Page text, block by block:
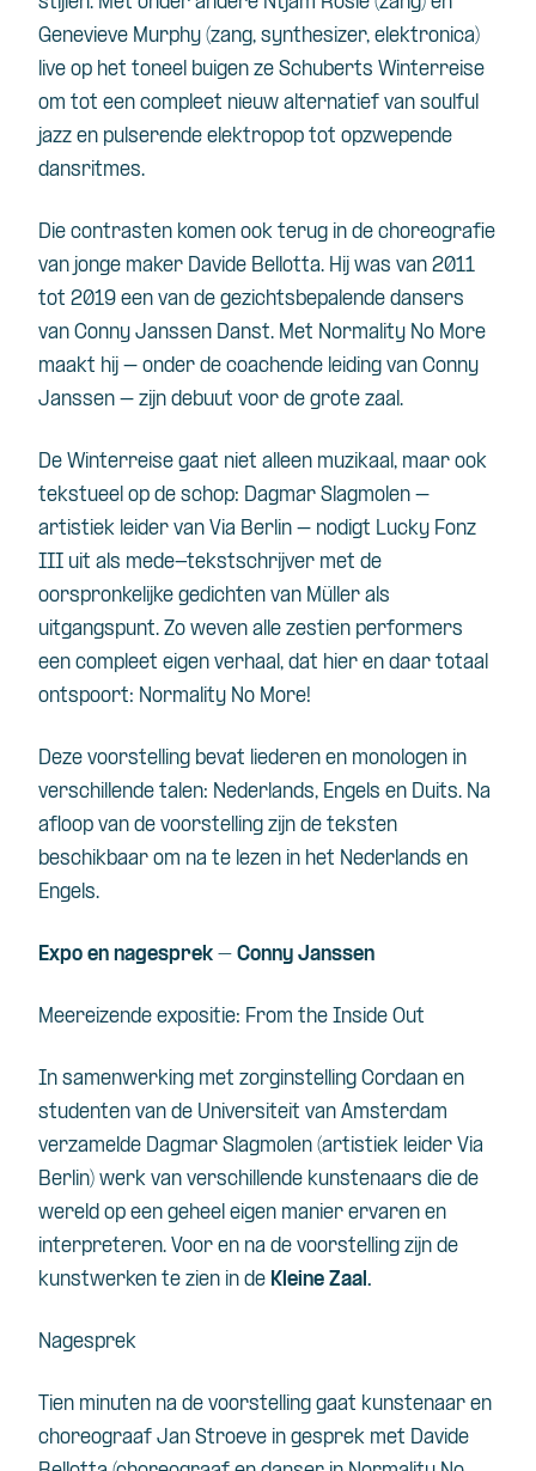
Genevieve Murphy (zang, synthesizer, elektronica)
live op het toneel buigen ze Schuberts Winterreise
om tot een compleet nieuw alternatief van soulful
jazz en pulserende elektropop tot opzwepende
dansritmes.
Die contrasten komen ook terug in de choreografie
van jonge maker Davide Bellotta. Hij was van 2011
tot 2019 een van de gezichtsbepalende dansers
van Conny Janssen Danst. Met Normality No More
maakt hij – onder de coachende leiding van Conny
Janssen – zijn debuut voor de grote zaal.
De Winterreise gaat niet alleen muzikaal, maar ook
tekstueel op de schop: Dagmar Slagmolen –
artistiek leider van Via Berlin – nodigt Lucky Fonz
III uit als mede-tekstschrijver met de
oorspronkelijke gedichten van Müller als
uitgangspunt. Zo weven alle zestien performers
een compleet eigen verhaal, dat hier en daar totaal
ontspoort: Normality No More!
Deze voorstelling bevat liederen en monologen in
verschillende talen: Nederlands, Engels en Duits. Na
afloop van de voorstelling zijn de teksten
beschikbaar om na te lezen in het Nederlands en
Engels.
Expo en nagesprek – Conny Janssen
Meereizende expositie: From the Inside Out
In samenwerking met zorginstelling Cordaan en
studenten van de Universiteit van Amsterdam
verzamelde Dagmar Slagmolen (artistiek leider Via
Berlin) werk van verschillende kunstenaars die de
wereld op een geheel eigen manier ervaren en
interpreteren. Voor en na de voorstelling zijn de
kunstwerken te zien in de Kleine Zaal.
Nagesprek
Tien minuten na de voorstelling gaat kunstenaar en
choreograaf Jan Stroeve in gesprek met Davide